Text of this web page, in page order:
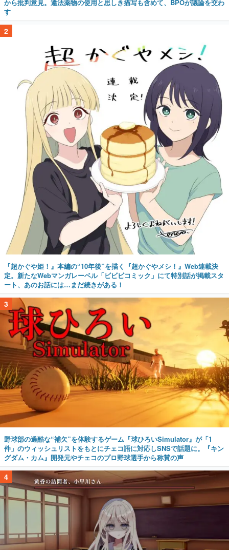
から批判意見。違法薬物の使用と思しき描写も含めて、BPOが議論を交わ
す
2
『超かぐや姫！』本編の“10年後”を描く『超かぐやメシ！』Web連載決
定。新たなWebマンガレーベル「ビビビコミック」にて特別話が掲載スタ
ート、あのお話には…まだ続きがある！
3
野球部の過酷な“補欠”を体験するゲーム『球ひろいSimulator』が「1
件」のウィッシュリストをもとにチェコ語に対応しSNSで話題に。『キン
グダム・カム』開発元やチェコのプロ野球選手から称賛の声
4